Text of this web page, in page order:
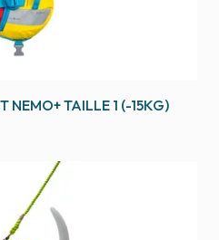
NEMO+ TAILLE 1 (-15KG)